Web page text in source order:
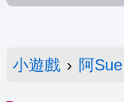
小遊戲 › 阿Sue